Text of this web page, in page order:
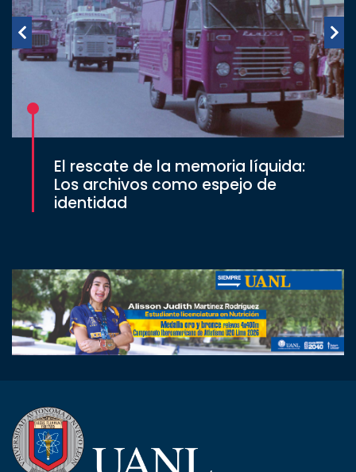
El rescate de la memoria líquida:
Los archivos como espejo de
identidad